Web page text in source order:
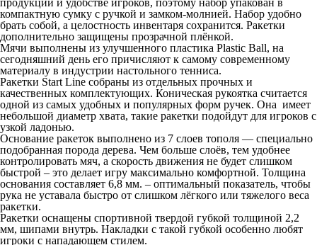
компактную сумку с ручкой и замком-молнией. Набор удобно
брать собой, а целостность инвентаря сохранится. Ракетки
дополнительно защищены прозрачной плёнкой.
Мячи выполнены из улучшенного пластика Plastic Ball, на
сегодняшний день его причисляют к самому современному
материалу в индустрии настольного тенниса.
Ракетки Start Line собраны из отдельных прочных и
качественных комплектующих. Коническая рукоятка считается
одной из самых удобных и популярных форм ручек. Она имеет
небольшой диаметр хвата, такие ракетки подойдут для игроков с
узкой ладонью.
Основание ракеток выполнено из 7 слоев тополя — специально
подобранная порода дерева. Чем больше слоёв, тем удобнее
контролировать мяч, а скорость движения не будет слишком
быстрой – это делает игру максимально комфортной. Толщина
основания составляет 6,8 мм. – оптимальный показатель, чтобы
рука не уставала быстро от слишком лёгкого или тяжелого веса
ракетки.
Ракетки оснащены спортивной твердой губкой толщиной 2,2
мм, шипами внутрь. Накладки с такой губкой особенно любят
игроки с нападающем стилем.